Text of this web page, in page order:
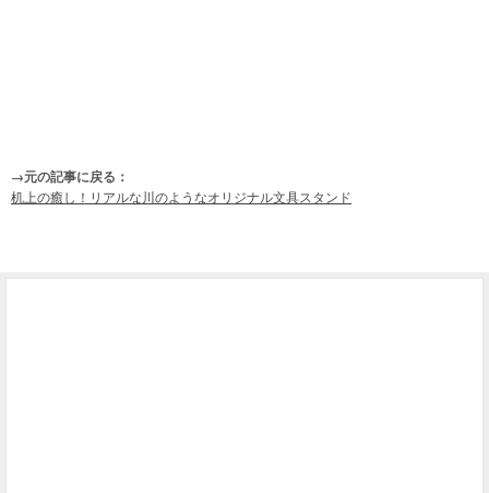
→元の記事に戻る：
机上の癒し！リアルな川のようなオリジナル文具スタンド